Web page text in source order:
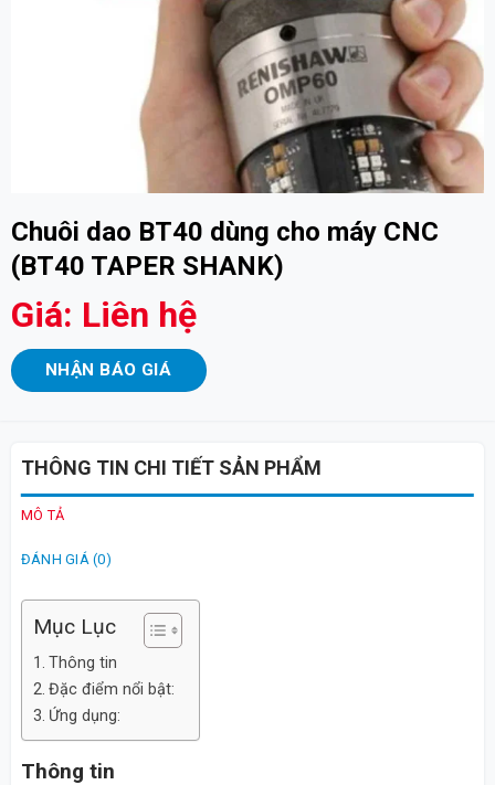
Chuôi dao BT40 dùng cho máy CNC
(BT40 TAPER SHANK)
Giá: Liên hệ
NHẬN BÁO GIÁ
THÔNG TIN CHI TIẾT SẢN PHẨM
MÔ TẢ
ĐÁNH GIÁ (0)
Mục Lục
Thông tin
Đặc điểm nổi bật:
Ứng dụng:
Thông tin